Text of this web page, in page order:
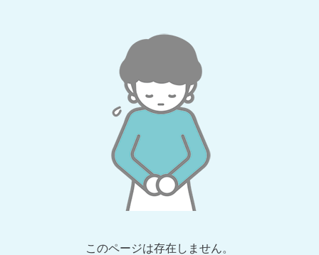
このページは存在しません。